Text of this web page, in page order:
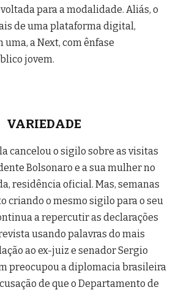
para a modalidade. Aliás, o
de uma plataforma digital,
a Next, com ênfase
jovem.
VARIEDADE
cancelou o sigilo sobre as visitas
Bolsonaro e a sua mulher no
residência oficial. Mas, semanas
criando o mesmo sigilo para o seu
a repercutir as declarações
usando palavras do mais
ao ex-juiz e senador Sergio
preocupou a diplomacia brasileira
de que o Departamento de